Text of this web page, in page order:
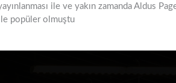
ile ve yakın zamanda Aldus
ile popüler olmuştu